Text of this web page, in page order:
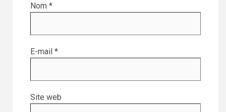
Nom *
E-mail *
Site web